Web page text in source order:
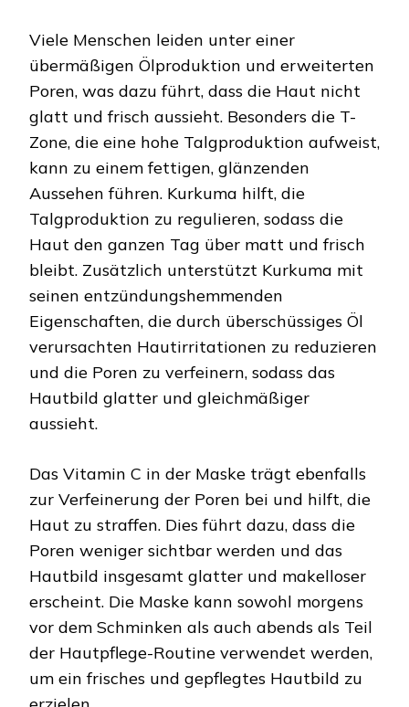
Viele Menschen leiden unter einer
übermäßigen Ölproduktion und erweiterten
Poren, was dazu führt, dass die Haut nicht
glatt und frisch aussieht. Besonders die T-
Zone, die eine hohe Talgproduktion aufweist,
kann zu einem fettigen, glänzenden
Aussehen führen. Kurkuma hilft, die
Talgproduktion zu regulieren, sodass die
Haut den ganzen Tag über matt und frisch
bleibt. Zusätzlich unterstützt Kurkuma mit
seinen entzündungshemmenden
Eigenschaften, die durch überschüssiges Öl
verursachten Hautirritationen zu reduzieren
und die Poren zu verfeinern, sodass das
Hautbild glatter und gleichmäßiger
aussieht.
Das Vitamin C in der Maske trägt ebenfalls
zur Verfeinerung der Poren bei und hilft, die
Haut zu straffen. Dies führt dazu, dass die
Poren weniger sichtbar werden und das
Hautbild insgesamt glatter und makelloser
erscheint. Die Maske kann sowohl morgens
vor dem Schminken als auch abends als Teil
der Hautpflege-Routine verwendet werden,
um ein frisches und gepflegtes Hautbild zu